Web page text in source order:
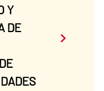
Y
DE
Saber